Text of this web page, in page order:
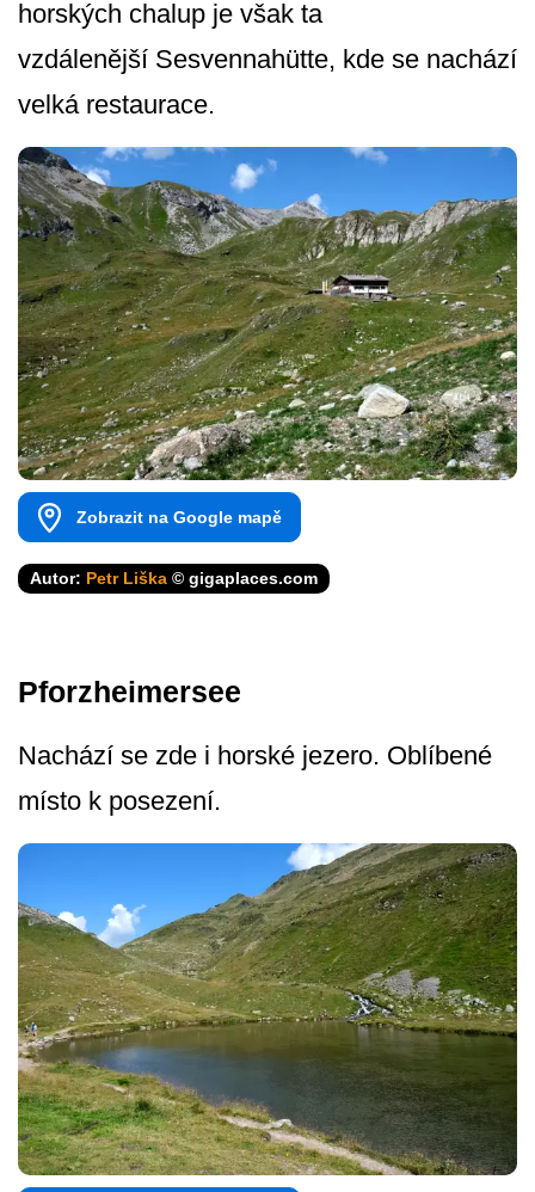
horských chalup je však ta
vzdálenější Ses­vennahütte, kde se nachází
velká restaurace.
Zobrazit na Google mapě
Autor: Petr Liška © gigaplaces.com
Pforzheimersee
Nachází se zde i horské jezero. Oblíbené
místo k posezení.